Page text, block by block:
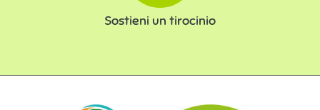
Sostieni un tirocinio